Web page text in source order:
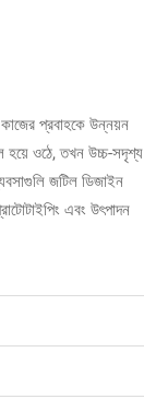
কাজের প্রবাহকে উন্নয়ন
হয়ে ওঠে, তখন উচ্চ-সদৃশ্য
জটিল ডিজাইন
এবং উৎপাদন